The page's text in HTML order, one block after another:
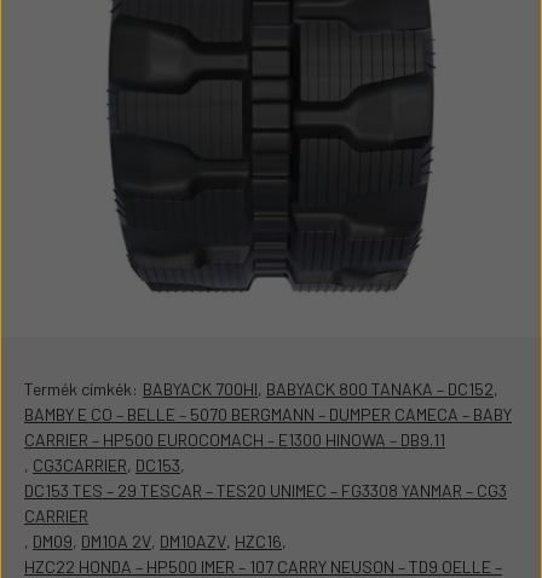
Termék címkék: BABYACK 700HI, BABYACK 800 TANAKA – DC152,
BAMBY E CO – BELLE – 5070 BERGMANN – DUMPER CAMECA – BABY
CARRIER – HP500 EUROCOMACH – E1300 HINOWA – DB9.11
, CG3CARRIER, DC153,
DC153 TES – 29 TESCAR – TES20 UNIMEC – FG3308 YANMAR – CG3
CARRIER
, DM09, DM10A 2V, DM10AZV, HZC16,
HZC22 HONDA – HP500 IMER – 107 CARRY NEUSON – TD9 OELLE –